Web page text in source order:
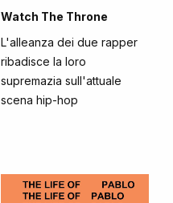
Watch The Throne
L'alleanza dei due rapper
ribadisce la loro
supremazia sull'attuale
scena hip-hop